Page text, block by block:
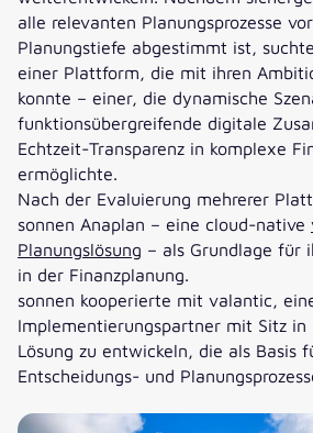
machen. Jetzt
informierte
treffen, die uns
Ressourcen
und neue
unseren Märkten
vorherzusagen.
erheblicher
unsere
bezüglich
sicher, dass wir
unserer
Kunden effektiv
Zukunft der
Erkenntnissen
wir brauchen,
Resilienz
mit der
Finanzplanung
bringen und
Agilität,
Operationen
alle relevanten Planungsprozesse
Planungstiefe abgestimmt ist,
einer Plattform, die mit ihren
konnte – einer, die dynamische
funktionsübergreifende digitale
Echtzeit-Transparenz in komplexe
ermöglichte.
Nach der Evaluierung mehrerer
sonnen Anaplan – eine cloud-native
Planungslösung – als Grundlage für
in der Finanzplanung.
sonnen kooperierte mit valantic,
Implementierungspartner mit Sitz in
Lösung zu entwickeln, die als Basis
Entscheidungs- und